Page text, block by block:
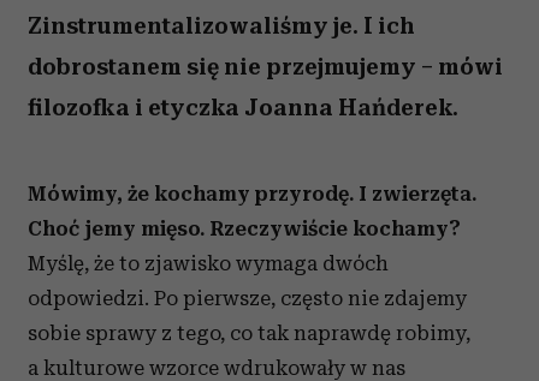
Zinstrumentalizowaliśmy je. I ich
dobrostanem się nie przejmujemy – mówi
filozofka i etyczka Joanna Hańderek.
Mówimy, że kochamy przyrodę. I zwierzęta.
Choć jemy mięso. Rzeczywiście kochamy?
Myślę, że to zjawisko wymaga dwóch
odpowiedzi. Po pierwsze, często nie zdajemy
sobie sprawy z tego, co tak naprawdę robimy,
a kulturowe wzorce wdrukowały w nas